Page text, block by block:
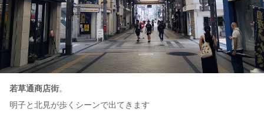
若草通商店街。
明子と北見が歩くシーンで出てきます